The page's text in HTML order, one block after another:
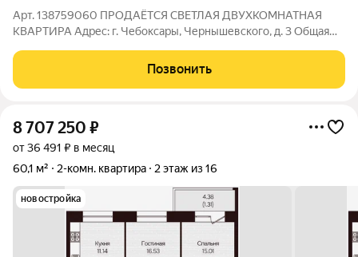
Арт. 138759060 ПРОДАЁТСЯ СВЕТЛАЯ ДВУХКОМНАТНАЯ
КВАРТИРА Адрес: г. Чебоксары, Чернышевского, д. 3 Общая
м) Площадь кухни: 7,78 м Этаж: 9/10. Тип дома: кирпичный.
Почему стоит выбрать именно
Позвонить
8 707 250 ₽
от 36 491 ₽ в месяц
60,1 м²
2-комн. квартира 2 этаж из 16
новостройка